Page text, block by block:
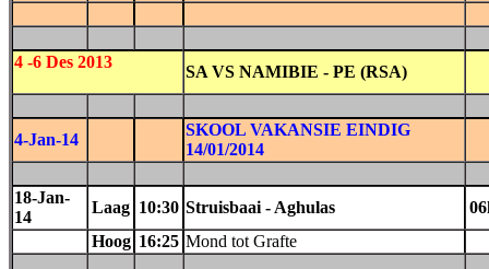
4 -6 Des 2013
SA VS NAMIBIE - PE (RSA)
4-Jan-14
SKOOL VAKANSIE EINDIG
14/01/2014
18-Jan-
14
Laag 10:30 Struisbaai - Aghulas
Hoog 16:25 Mond tot Grafte